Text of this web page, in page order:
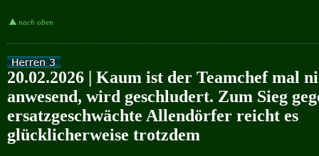
nach oben
20.02.2026 | Kaum ist der Teamchef mal
anwesend, wird geschludert. Zum Sieg
ersatzgeschwächte Allendörfer reicht es
glücklicherweise trotzdem